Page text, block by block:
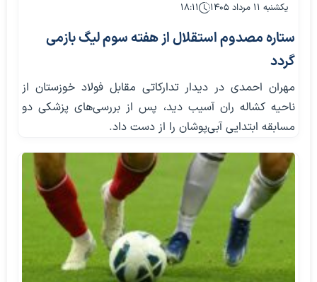
یکشنبه ۱۱ مرداد ۱۴۰۵ ۱۸:۱۱
ستاره مصدوم استقلال از هفته سوم لیگ بازمی
گردد
مهران احمدی در دیدار تدارکاتی مقابل فولاد خوزستان از
ناحیه کشاله ران آسیب دید، پس از بررسی‌های پزشکی دو
مسابقه ابتدایی آبی‌پوشان را از دست داد.